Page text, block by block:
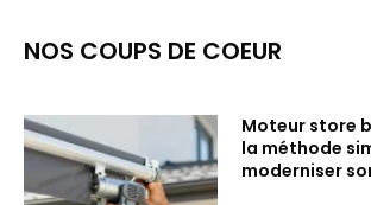
NOS COUPS DE COEUR
Moteur store
la méthode
moderniser